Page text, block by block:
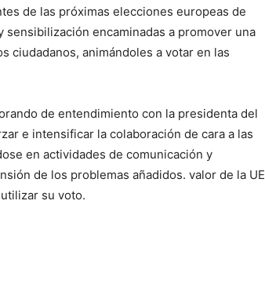
de las próximas elecciones europeas de
encaminadas a promover una
ciudadanos, animándoles a votar en las
de entendimiento con la presidenta del
e intensificar la colaboración de cara a las
en actividades de comunicación y
de los problemas añadidos. valor de la UE
su voto.